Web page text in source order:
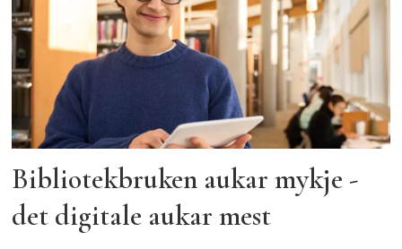
Bibliotekbruken aukar mykje -
det digitale aukar mest